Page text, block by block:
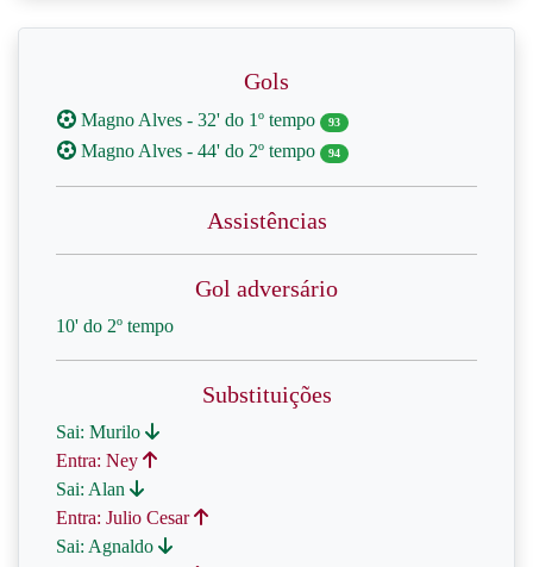
Gols
Magno Alves - 32' do 1º tempo 93
Magno Alves - 44' do 2º tempo 94
Assistências
Gol adversário
10' do 2º tempo
Substituições
Sai: Murilo
Entra: Ney
Sai: Alan
Entra: Julio Cesar
Sai: Agnaldo